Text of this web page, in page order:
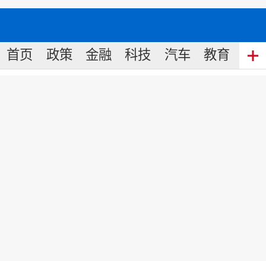
首页 政策 金融 科技 汽车 教育 食